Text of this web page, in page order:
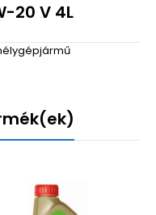
20 V 4L